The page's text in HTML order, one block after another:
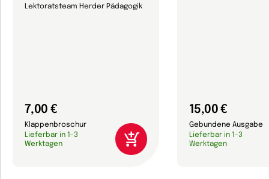
Lektoratsteam Herder Pädagogik
7,00 €
Klappenbroschur
Lieferbar in 1-3
Werktagen
15,00 €
Gebundene Ausgabe
Lieferbar in 1-3
Werktagen